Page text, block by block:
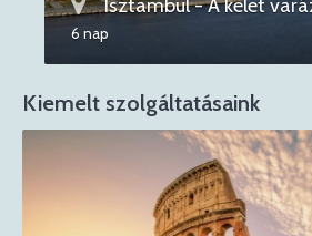
Isztambul - A kelet
6 nap
Kiemelt szolgáltatásaink